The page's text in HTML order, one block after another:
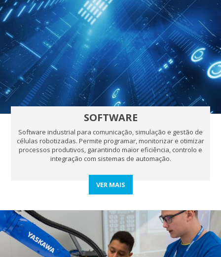
SOFTWARE
Software industrial para comunicação, simulação e gestão de
células robotizadas. Permite programar, monitorizar e otimizar
processos produtivos, garantindo maior eficiência, controlo e
integração com sistemas de automação.
VER MAIS